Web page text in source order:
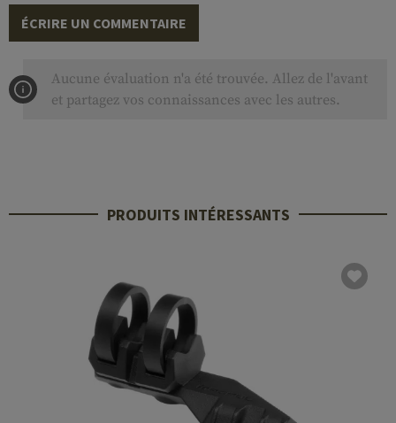
ÉCRIRE UN COMMENTAIRE
Aucune évaluation n'a été trouvée. Allez de l'avant
et partagez vos connaissances avec les autres.
PRODUITS INTÉRESSANTS